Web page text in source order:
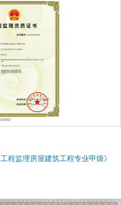
程监理房屋建筑工程专业甲级》